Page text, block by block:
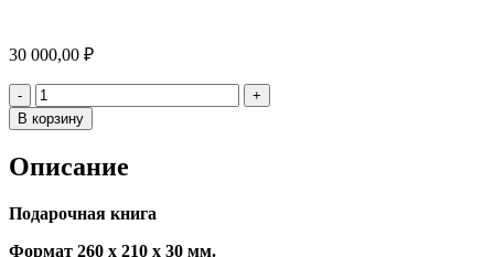
30 000,00 ₽
- Количество
+
В корзину
Описание
Подарочная книга
Формат 260 х 210 х 30 мм.